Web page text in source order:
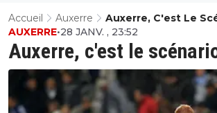
Accueil Auxerre Auxerre, C'est Le
Auxerre, c'est le
AUXERRE•28 JANV. , 23:52